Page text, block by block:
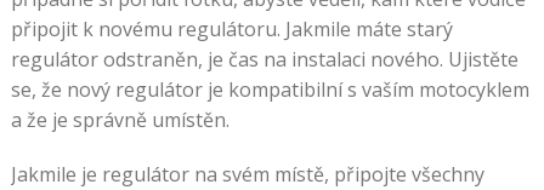
připojit k novému regulátoru. Jakmile máte starý
regulátor odstraněn, je čas na instalaci nového. Ujistěte
se, že nový regulátor je kompatibilní s vaším motocyklem
a že je správně umístěn.
Jakmile je regulátor na svém místě, připojte všechny